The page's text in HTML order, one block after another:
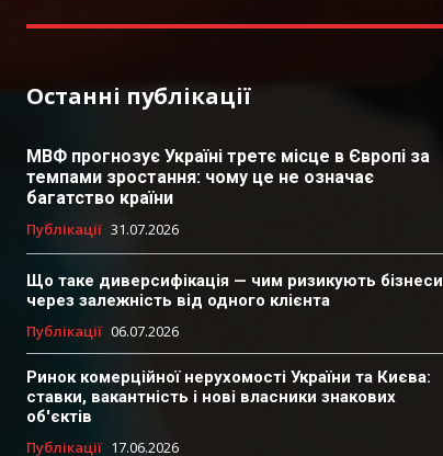
Останні публікації
МВФ прогнозує Україні третє місце в Європі за
темпами зростання: чому це не означає
багатство країни
Публікації 31.07.2026
Що таке диверсифікація — чим ризикують бізнеси
через залежність від одного клієнта
Публікації 06.07.2026
Ринок комерційної нерухомості України та Києва:
ставки, вакантність і нові власники знакових
об'єктів
Публікації 17.06.2026